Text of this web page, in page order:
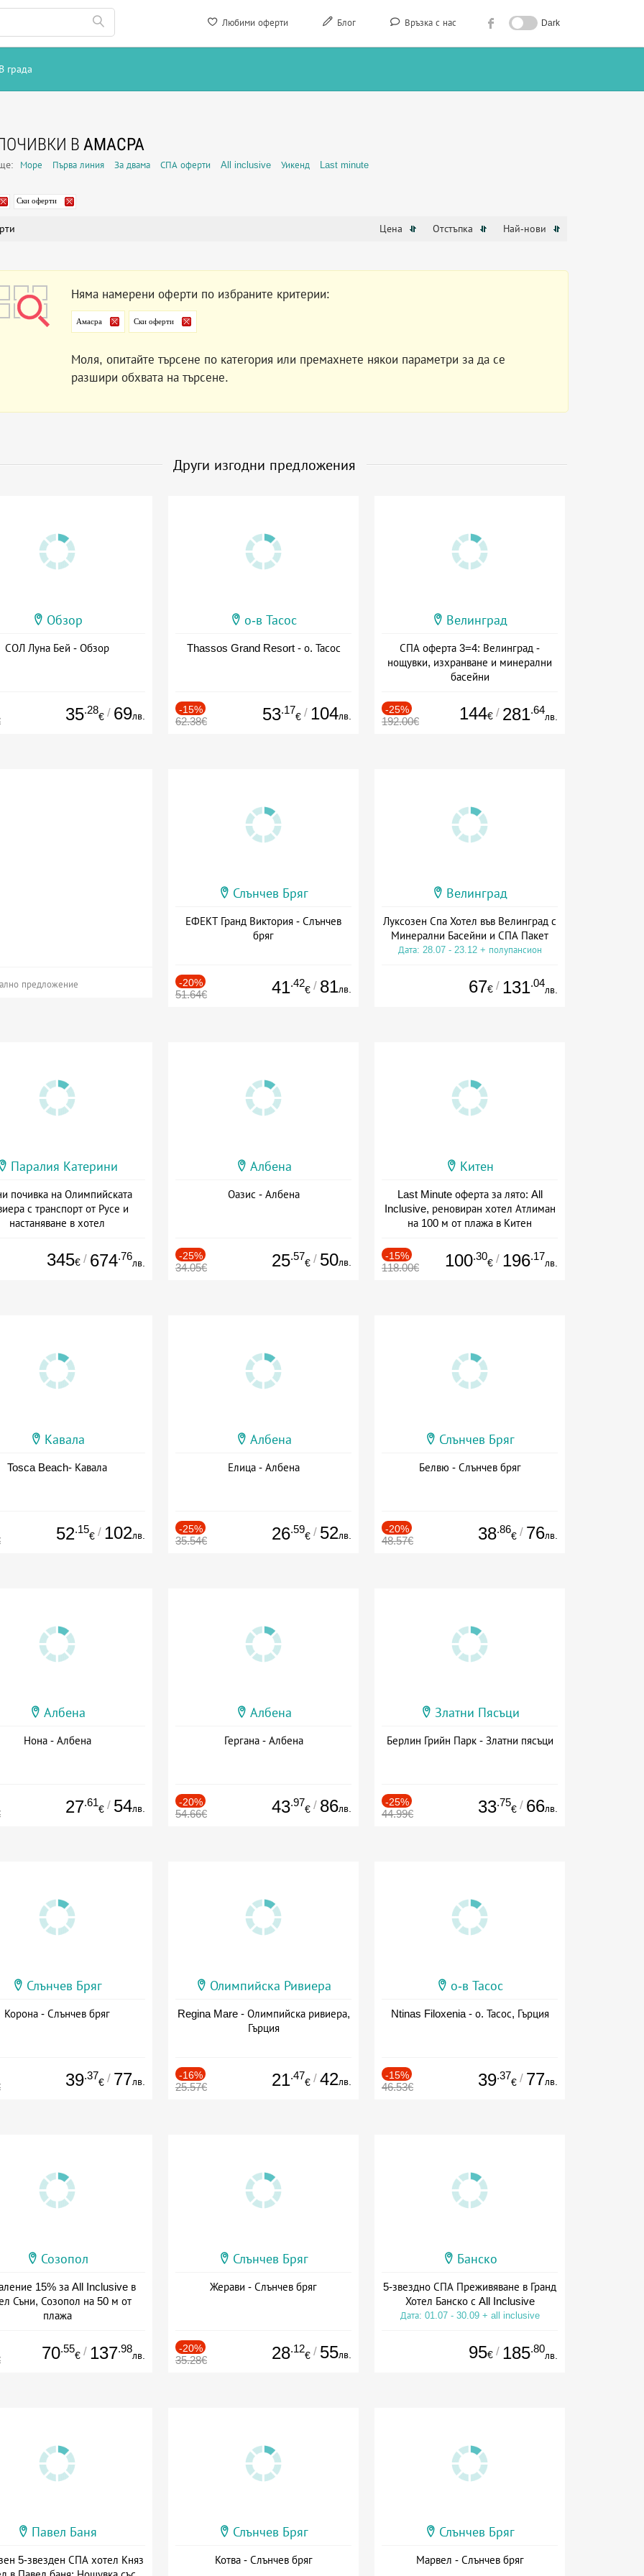
Любими оферти Блог Връзка с нас Dark
В града
В АМАСРА
Море Първа линия За двама СПА оферти All inclusive Уикенд Last minute
Ски оферти
Цена Отстъпка Най-нови
Няма намерени оферти по избраните критерии:
Амасра Ски оферти
Моля, опитайте търсене по категория или премахнете някои параметри за да се
разшири обхвата на търсене.
Други изгодни предложения
Обзор
СОЛ Луна Бей - Обзор
35.28
€ / 69лв.
о-в Тасос
Thassos Grand Resort - о. Тасос
-15%
62.38€ 53.17
€ / 104лв.
Велинград
СПА оферта 3=4: Велинград -
нощувки, изхранване и минерални
басейни
-25%
192.00€ 144€ / 281.64
лв.
предложение
Слънчев Бряг
ЕФЕКТ Гранд Виктория - Слънчев
бряг
-20%
51.64€ 41.42
€ / 81лв.
Велинград
Луксозен Спа Хотел във Велинград с
Минерални Басейни и СПА Пакет
Дата: 28.07 - 23.12 + полупансион
67€ / 131.04
лв.
Паралия Катерини
почивка на Олимпийската
с транспорт от Русе и
настаняване в хотел
345€ / 674.76
лв.
Албена
Оазис - Албена
-25%
34.05€ 25.57
€ / 50лв.
Китен
Last Minute оферта за лято: All
Inclusive, реновиран хотел Атлиман
на 100 м от плажа в Китен
-15%
118.00€ 100.30
€ / 196.17
лв.
Кавала
Tosca Beach- Кавала
52.15
€ / 102лв.
Албена
Елица - Албена
-25%
35.54€ 26.59
€ / 52лв.
Слънчев Бряг
Белвю - Слънчев бряг
-20%
48.57€ 38.86
€ / 76лв.
Албена
Нона - Албена
27.61
€ / 54лв.
Албена
Гергана - Албена
-20%
54.66€ 43.97
€ / 86лв.
Златни Пясъци
Берлин Грийн Парк - Златни пясъци
-25%
44.99€ 33.75
€ / 66лв.
Слънчев Бряг
Корона - Слънчев бряг
39.37
€ / 77лв.
Олимпийска Ривиера
Regina Mare - Олимпийска ривиера,
Гърция
-16%
25.57€ 21.47
€ / 42лв.
о-в Тасос
Ntinas Filoxenia - о. Тасос, Гърция
-15%
46.53€ 39.37
€ / 77лв.
Созопол
15% за All Inclusive в
Съни, Созопол на 50 м от
плажа
70.55
€ / 137.98
лв.
Слънчев Бряг
Жерави - Слънчев бряг
-20%
35.28€ 28.12
€ / 55лв.
Банско
5-звездно СПА Преживяване в Гранд
Хотел Банско с All Inclusive
Дата: 01.07 - 30.09 + all inclusive
95€ / 185.80
лв.
Павел Баня
5-звезден СПА хотел Княз
Слънчев Бряг
Котва - Слънчев бряг
Слънчев Бряг
Марвел - Слънчев бряг